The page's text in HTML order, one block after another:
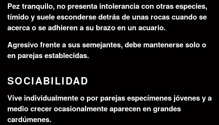
Pez tranquilo, no presenta intolerancia con otras especies,
tímido y suele esconderse detrás de unas rocas cuando se
acerca o se adhieren a su brazo en un acuario.
Agresivo frente a sus semejantes, debe mantenerse solo o
en parejas establecidas.
SOCIABILIDAD
Vive individualmente o por parejas especímenes jóvenes y a
medio crecer ocasionalmente aparecen en grandes
cardúmenes.